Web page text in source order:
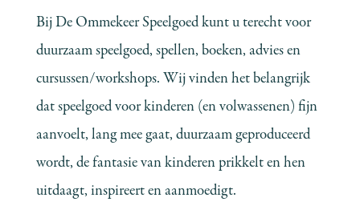
Bij De Ommekeer Speelgoed kunt u terecht voor
duurzaam speelgoed, spellen, boeken, advies en
cursussen/workshops. Wij vinden het belangrijk
dat speelgoed voor kinderen (en volwassenen) fijn
aanvoelt, lang mee gaat, duurzaam geproduceerd
wordt, de fantasie van kinderen prikkelt en hen
uitdaagt, inspireert en aanmoedigt.